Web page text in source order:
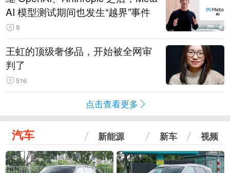
AI 模型测试期间也发生“越界”事件
9
王虹的顶级奢侈品，开始被全网审
判了
516
点击查看更多
汽车 新能源 新车 视频